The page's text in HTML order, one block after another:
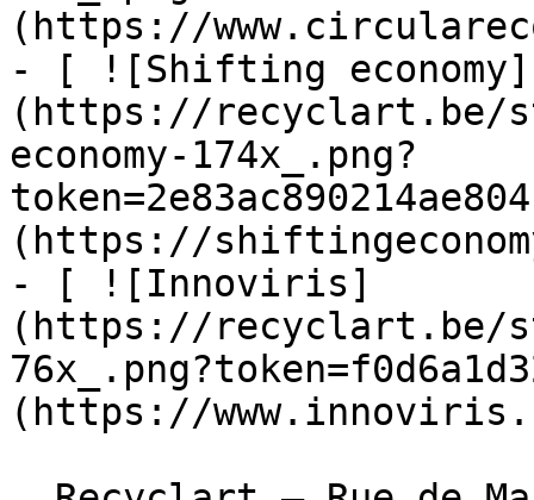
(https://
- [ ![Shifting economy]
(https://recyclart.be/
economy-174x_.png?
(https://
- [ ![Innoviris]
(https://recyclart.be/
(https://